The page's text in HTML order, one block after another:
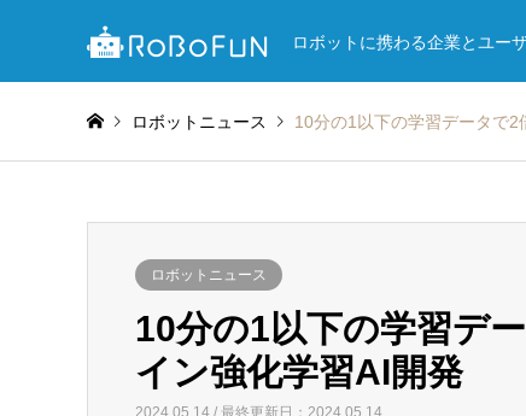
ロボットに携わる企業とユー
ロボットニュース 10分の1以下の学習データで
ロボットニュース
10分の1以下の学習デ
イン強化学習AI開発
2024.05.14 / 最終更新日：2024.05.14